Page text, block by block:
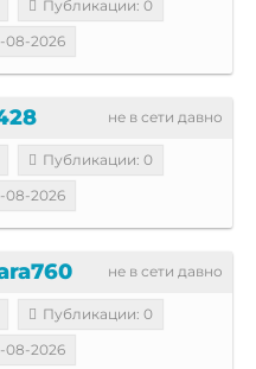
Публикации: 0
08-2026
не в сети давно
Публикации: 0
08-2026
не в сети давно
Публикации: 0
08-2026